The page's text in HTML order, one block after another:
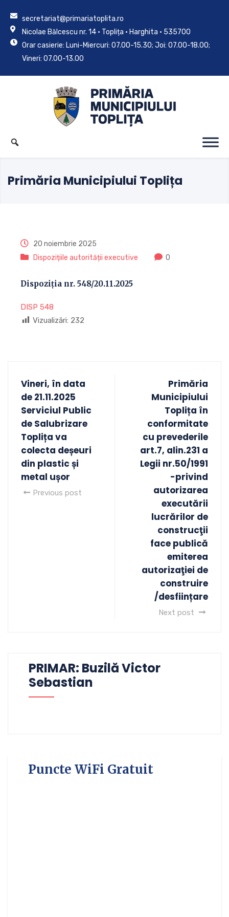
secretariat@primariatoplita.ro
Nicolae Bălcescu nr. 14 • Toplița • Harghita • 535700
Orar casierie: Luni-Miercuri: 07.00-15.30; Joi: 07.00-18.00;
Vineri: 07.00-13.00
Primăria Municipiului Toplița
20 noiembrie 2025
Dispozițiile autorității executive
0
Dispoziția nr. 548/20.11.2025
DISP 548
Vizualizări: 232
Vineri, în data
de 21.11.2025
Serviciul Public
de Salubrizare
Toplița va
colecta deșeuri
din plastic și
metal ușor
Previous post
Primăria
Municipiului
Toplița în
conformitate
cu prevederile
art.7, alin.231 a
Legii nr.50/1991
-privind
autorizarea
executării
lucrărilor de
construcţii
face publică
emiterea
autorizaţiei de
construire
/desființare
Next post
PRIMAR: Buzilă Victor
Sebastian
Puncte WiFi Gratuit